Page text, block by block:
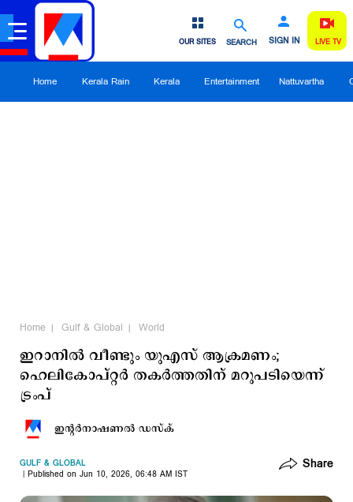
SEARCH SIGN IN
OUR SITES LIVE TV
Home Kerala Rain Kerala Entertainment Nattuvartha
Home Gulf & Global World
ഇറാനില്‍ വീണ്ടും യുഎസ് ആക്രമണം;
ഹെലികോപ്റ്റര്‍ തകര്‍ത്തതിന് മറുപടിയെന്ന്
ട്രംപ്
ഇന്‍റര്‍നാഷണല്‍ ഡസ്ക്
GULF & GLOBAL
Published on Jun 10, 2026, 06:48 AM IST
Share